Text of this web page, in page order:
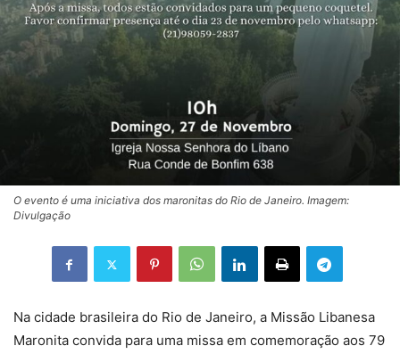
O evento é uma iniciativa dos maronitas do Rio de Janeiro. Imagem:
Divulgação
Na cidade brasileira do Rio de Janeiro, a Missão Libanesa
Maronita convida para uma missa em comemoração aos 79